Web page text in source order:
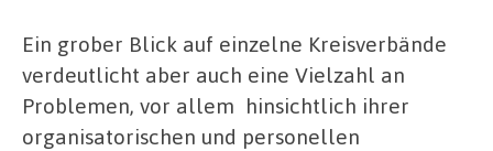
Ein grober Blick auf einzelne Kreisverbände
verdeutlicht aber auch eine Vielzahl an
Problemen, vor allem hinsichtlich ihrer
organisatorischen und personellen